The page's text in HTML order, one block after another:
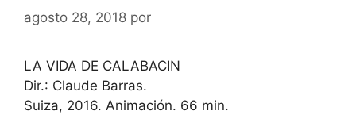
agosto 28, 2018 por
LA VIDA DE CALABACIN
Dir.: Claude Barras.
Suiza, 2016. Animación. 66 min.